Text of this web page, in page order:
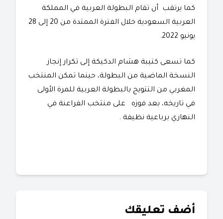
كما يرتقب أن تقام البطولة العربية في المملكة
العربية السعودية خلال الفترة الممتدة من 20 إلى 28
يونيو 2022.
كما تسعى كتيبة هشام الدكيكة إلى تكرار إنجاز
النسخة الماضية من البطولة، حينما تمكن المنتخب
المغربي من التتويج بالبطولة العربية للمرة الأولى
في تاريخه، بعد فوزه على منتخب الفراعنة في
النهاري برباعية نظيفة .
أضف تعليقك